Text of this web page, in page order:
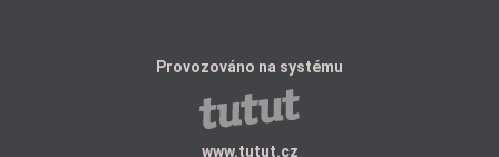
Provozováno na systému
www.tutut.cz